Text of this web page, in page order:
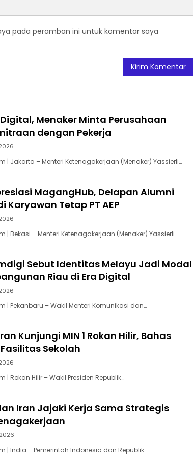
pada peramban ini untuk komentar saya
Menaker Minta Perusahaan
dengan Pekerja
| Jakarta – Menteri Ketenagakerjaan (Menaker) Yassierli…
MagangHub, Delapan Alumni
Karyawan Tetap PT AEP
| Bekasi – Menteri Ketenagakerjaan (Menaker) Yassierli…
Sebut Identitas Melayu Jadi Modal
Riau di Era Digital
| Pekanbaru – Wakil Menteri Komunikasi dan…
Kunjungi MIN 1 Rokan Hilir, Bahas
Sekolah
| Rokan Hilir – Wakil Presiden Republik…
Iran Jajaki Kerja Sama Strategis
| India – Pemerintah Indonesia dan Republik…